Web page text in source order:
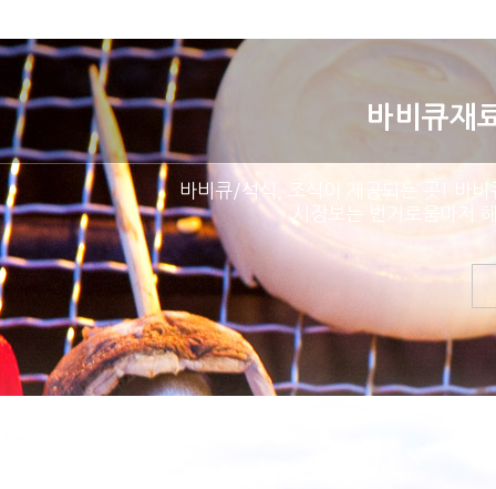
바비큐재
바비큐/석식, 조식이 제공되는 곳! 바
시장보는 번거로움마저